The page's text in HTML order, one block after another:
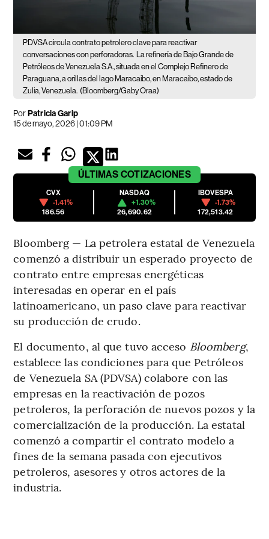
PDVSA circula contrato petrolero clave para reactivar
conversaciones con perforadoras. La refinería de Bajo Grande de
Petróleos de Venezuela S.A., situada en el Complejo Refinero de
Paraguana, a orillas del lago Maracaibo, en Maracaibo, estado de
Zulia, Venezuela. (Bloomberg/Gaby Oraa)
PorPatricia Garip
15 de mayo, 2026 | 01:09 PM
ÚLTIMAS COTIZACIONES
CVX
-1.41%
186.56
NASDAQ
+1.30%
26,690.62
IBOVESPA
-1.73%
172,513.42
Bloomberg — La petrolera estatal de Venezuela
comenzó a distribuir un esperado proyecto de
contrato entre empresas energéticas
interesadas en operar en el país
latinoamericano, un paso clave para reactivar
su producción de crudo.
El documento, al que tuvo acceso Bloomberg,
establece las condiciones para que Petróleos
de Venezuela SA (PDVSA) colabore con las
empresas en la reactivación de pozos
petroleros, la perforación de nuevos pozos y la
comercialización de la producción. La estatal
comenzó a compartir el contrato modelo a
fines de la semana pasada con ejecutivos
petroleros, asesores y otros actores de la
industria.